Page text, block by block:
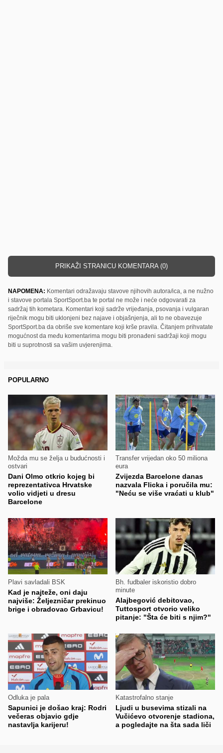
PRIKAŽI STRANICU KOMENTARA (0)
NAPOMENA: Komentari odražavaju stavove njihovih autora/ica, a ne nužno
i stavove portala SportSport.ba te portal ne može i neće odgovarati za
sadržaj tih kometara. Komentari koji sadrže vrijeđanja, psovanja i vulgaran
riječnik mogu biti uklonjeni bez najave i objašnjenja, ali to ne obavezuje
SportSport.ba da obriše sve komentare koji krše pravila. Čitanjem prihvatate
mogućnost da među komentarima mogu biti pronađeni sadržaji koji mogu
biti u suprotnosti sa vašim uvjerenjima.
POPULARNO
Možda mu se želja u budućnosti i
ostvari
Dani Olmo otkrio kojeg bi
reprezentativca Hrvatske
volio vidjeti u dresu
Barcelone
Transfer vrijedan oko 50 miliona
eura
Zvijezda Barcelone danas
nazvala Flicka i poručila mu:
"Neću se više vraćati u klub"
Plavi savladali BSK
Kad je najteže, oni daju
najviše: Željezničar prekinuo
brige i obradovao Grbavicu!
Bh. fudbaler iskoristio dobro
minute
Alajbegović debitovao,
Tuttosport otvorio veliko
pitanje: "Šta će biti s njim?"
Odluka je pala
Sapunici je došao kraj: Rodri
večeras objavio gdje
nastavlja karijeru!
Katastrofalno stanje
Ljudi u busevima stizali na
Vučićevo otvorenje stadiona,
a pogledajte na šta sada liči